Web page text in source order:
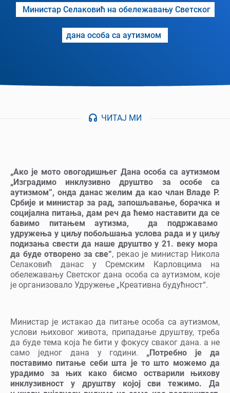
Министар Селаковић на обележавању Светског
дана особа са аутизмом
ЧИТАЈ МИ
„Ако је мото овогодишњег Дана особа са аутизмом
„Изградимо инклузивно друштво за особе са
аутизмом”, онда данас желим да као члан Владе Р.
Србије и министар за рад, запошљавање, борачка и
социјална питања, дам реч да ћемо наставити да се
бавимо питањем аутизма, да подржавамо
удружења у циљу побољшања услова рада и у циљу
подизања свести да наше друштво у 21. веку мора
да буде отворено за све“, рекао је министар Никола
Селаковић данас у Сремским Карловцима на
обележавању Светског дана особа са аутизмом, које
је организовало Удружење „Креативна будућност“.
Министар је истакао да питање особа са аутизмом,
услови њиховог живота, припадање друштву, треба
да буде тема која ће бити у фокусу сваког дана. а не
само једног дана у години. „Потребно је да
поставимо питање себи шта је то што можемо да
урадимо за њих како бисмо остварили њихову
инклузивност у друштву којој сви тежимо. Да